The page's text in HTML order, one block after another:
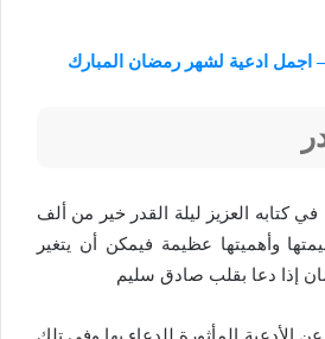
اجمل ادعية لشهر رمضان المبارك
في كتابه العزيز ليلة القدر خير من ألف
وأهميتها عظيمة فيمكن أن يتغير
إذا دعا بقلب صادق سليم
الأدعية المأثورة للدعاء بها وفي تلك